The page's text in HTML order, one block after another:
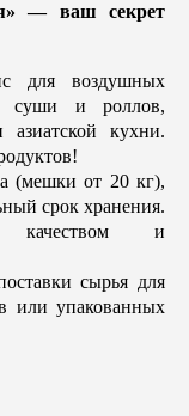
— ваш секрет
для воздушных
суши и роллов,
кухни.
(мешки от 20 кг),
срок хранения.
качеством и
сырья для
или упакованных